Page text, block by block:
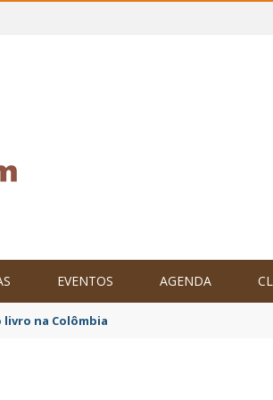
EVENTOS AGENDA
o Brasil no XXIV Parlamento